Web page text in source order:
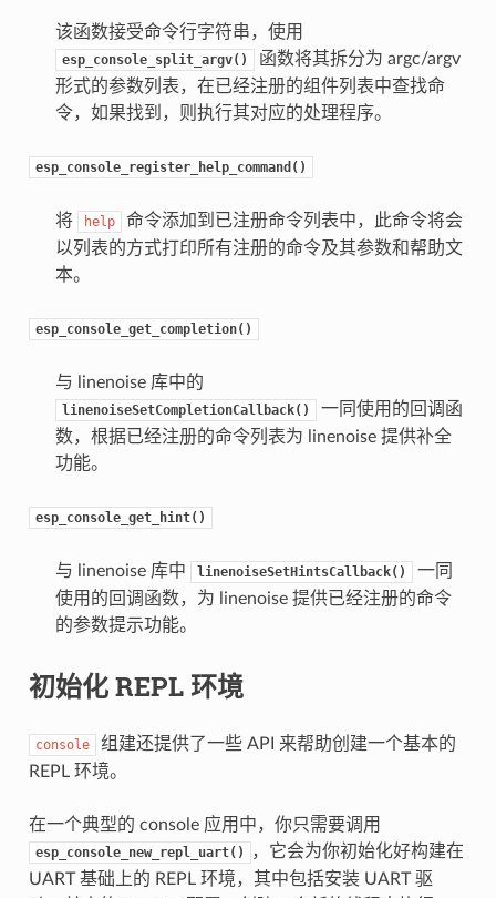
该函数接受命令行字符串，使用
esp_console_split_argv()
函数将其拆分为 argc/argv
形式的参数列表，在已经注册的组件列表中查找命
令，如果找到，则执行其对应的处理程序。
esp_console_register_help_command()
将 help
命令添加到已注册命令列表中，此命令将会
以列表的方式打印所有注册的命令及其参数和帮助文
本。
esp_console_get_completion()
与 linenoise 库中的
linenoiseSetCompletionCallback()
一同使用的回调函
数，根据已经注册的命令列表为 linenoise 提供补全
功能。
esp_console_get_hint()
与 linenoise 库中 linenoiseSetHintsCallback()
一同
使用的回调函数，为 linenoise 提供已经注册的命令
的参数提示功能。
初始化 REPL 环境
console
组建还提供了一些 API 来帮助创建一个基本的
REPL 环境。
在一个典型的 console 应用中，你只需要调用
esp_console_new_repl_uart()
，它会为你初始化好构建在
UART 基础上的 REPL 环境，其中包括安装 UART 驱